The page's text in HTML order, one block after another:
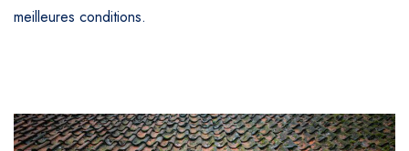
meilleures conditions.